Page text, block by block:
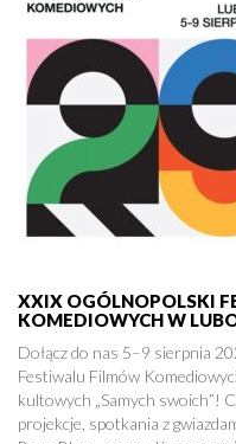
XXIX OGÓLNOPOLSKI
KOMEDIOWYCH W
Dołącz do nas 5–9 sierpnia
Festiwalu Filmów
kultowych „Samych swoich”!
projekcje, spotkania z